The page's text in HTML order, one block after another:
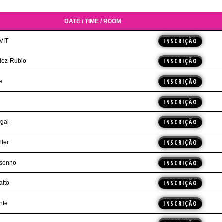
DATE / TIME / ROOM
INSCRIÇÃO
Rubio INSCRIÇÃO
INSCRIÇÃO
INSCRIÇÃO
INSCRIÇÃO
INSCRIÇÃO
INSCRIÇÃO
INSCRIÇÃO
INSCRIÇÃO